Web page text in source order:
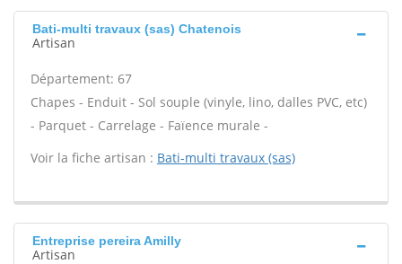
Bati-multi travaux (sas) Chatenois
Artisan
Département: 67
Chapes - Enduit - Sol souple (vinyle, lino, dalles PVC, etc)
- Parquet - Carrelage - Faïence murale -
Voir la fiche artisan : Bati-multi travaux (sas)
Entreprise pereira Amilly
Artisan